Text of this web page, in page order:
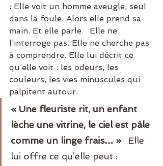
: Elle voit un homme aveugle, seul
dans la foule. Alors elle prend sa
main. Et elle parle.⠀Elle ne
l’interroge pas. Elle ne cherche pas
à comprendre. Elle lui décrit ce
qu’elle voit : les odeurs, les
couleurs, les vies minuscules qui
palpitent autour.
« Une fleuriste rit, un enfant
lèche une vitrine, le ciel est pâle
comme un linge frais… »⠀Elle
lui offre ce qu’elle peut :